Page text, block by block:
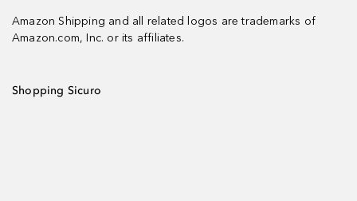
Amazon Shipping and all related logos are trademarks of
Amazon.com, Inc. or its affiliates.
Shopping Sicuro